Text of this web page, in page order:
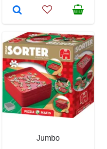
Jumbo